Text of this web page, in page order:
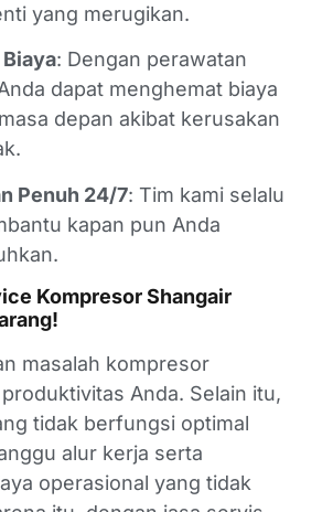
yang merugikan.
: Dengan perawatan
dapat menghemat biaya
depan akibat kerusakan
Penuh 24/7: Tim kami selalu
kapan pun Anda
Kompresor Shangair
masalah kompresor
Anda. Selain itu,
tidak berfungsi optimal
alur kerja serta
operasional yang tidak